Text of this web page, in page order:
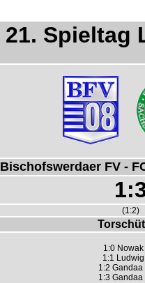
21. Spieltag
Bischofswerdaer FV -
(1:2)
1:0 Nowak
1:1
1:2 Gandaa
1:3 Gandaa